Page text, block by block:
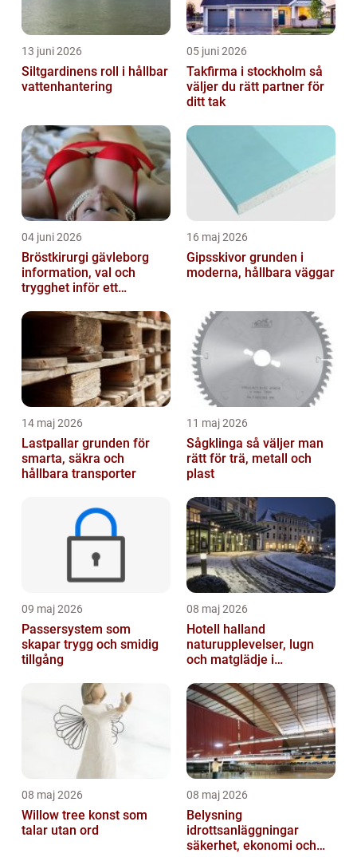
13 juni 2026
Siltgardinens roll i hållbar
vattenhantering
05 juni 2026
Takfirma i stockholm så
väljer du rätt partner för
ditt tak
04 juni 2026
Bröstkirurgi gävleborg
information, val och
trygghet inför ett
16 maj 2026
Gipsskivor grunden i
moderna, hållbara väggar
14 maj 2026
Lastpallar grunden för
smarta, säkra och
hållbara transporter
11 maj 2026
Sågklinga så väljer man
rätt för trä, metall och
plast
09 maj 2026
Passersystem som
skapar trygg och smidig
tillgång
08 maj 2026
Hotell halland
naturupplevelser, lugn
och matglädje i
08 maj 2026
Willow tree konst som
talar utan ord
08 maj 2026
Belysning
idrottsanläggningar
säkerhet, ekonomi och